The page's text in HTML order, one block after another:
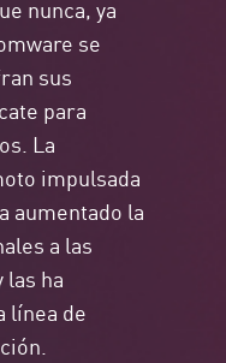
nunca, ya
se
sus
para
La
impulsada
aumentado la
a las
ha
línea de